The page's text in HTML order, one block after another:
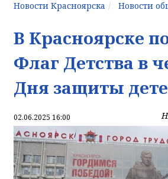
Новости Красноярска Новости
В Красноярске
Флаг Детства в
Дня защиты
02.06.2025 16:00